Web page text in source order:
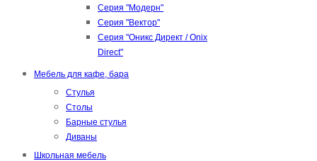
Серия "Модерн"
Серия "Вектор"
Серия "Оникс Директ / Onix
Direct"
Мебель для кафе, бара
Стулья
Столы
Барные стулья
Диваны
Школьная мебель